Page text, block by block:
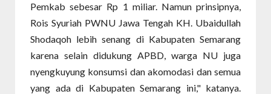
Pemkab sebesar Rp 1 miliar. Namun prinsipnya,
Rois Syuriah PWNU Jawa Tengah KH. Ubaidullah
Shodaqoh lebih senang di Kabupaten Semarang
karena selain didukung APBD, warga NU juga
nyengkuyung konsumsi dan akomodasi dan semua
yang ada di Kabupaten Semarang ini," katanya.